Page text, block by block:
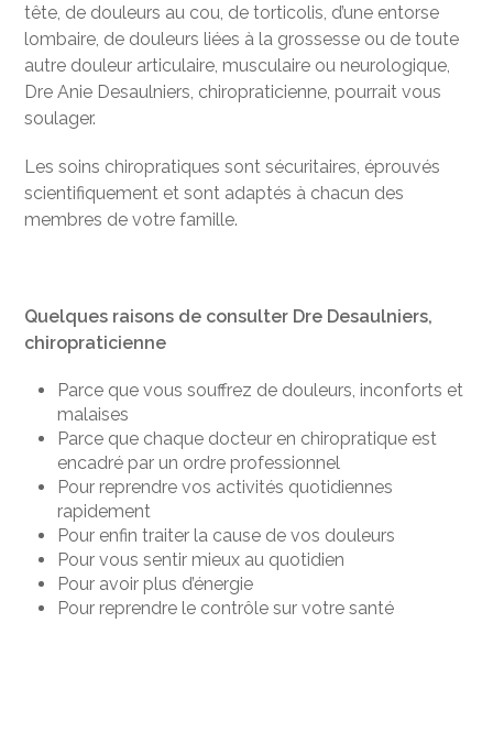
tête, de douleurs au cou, de torticolis, d’une entorse
lombaire, de douleurs liées à la grossesse ou de toute
autre douleur articulaire, musculaire ou neurologique,
Dre Anie Desaulniers, chiropraticienne, pourrait vous
soulager.
Les soins chiropratiques sont sécuritaires, éprouvés
scientifiquement et sont adaptés à chacun des
membres de votre famille.
Quelques raisons de consulter Dre Desaulniers,
chiropraticienne
Parce que vous souffrez de douleurs, inconforts et
malaises
Parce que chaque docteur en chiropratique est
encadré par un ordre professionnel
Pour reprendre vos activités quotidiennes
rapidement
Pour enfin traiter la cause de vos douleurs
Pour vous sentir mieux au quotidien
Pour avoir plus d’énergie
Pour reprendre le contrôle sur votre santé